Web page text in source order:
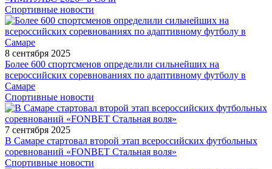
Спортивные новости
8 сентября 2025
Более 600 спортсменов определили сильнейших на
всероссийских соревнованиях по адаптивному футболу в
Самаре
Спортивные новости
7 сентября 2025
В Самаре стартовал второй этап всероссийских футбольных
соревнований «FONBET Стальная воля»
Спортивные новости